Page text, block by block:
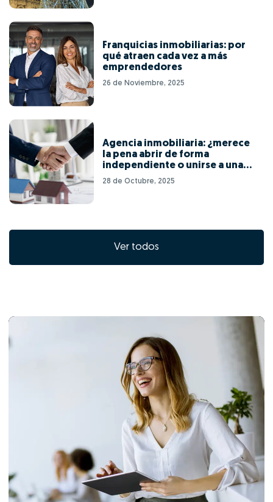
Franquicias inmobiliarias: por
qué atraen cada vez a más
emprendedores
26 de Noviembre, 2025
Agencia inmobiliaria: ¿merece
la pena abrir de forma
independiente o unirse a una
red de franquicias?
28 de Octubre, 2025
Ver todos